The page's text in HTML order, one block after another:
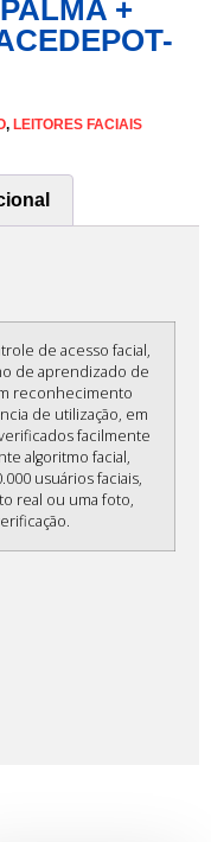
+
, LEITORES FACIAIS
de acesso facial,
de aprendizado de
reconhecimento
de utilização, em
facilmente
algoritmo facial,
usuários faciais,
real ou uma foto,